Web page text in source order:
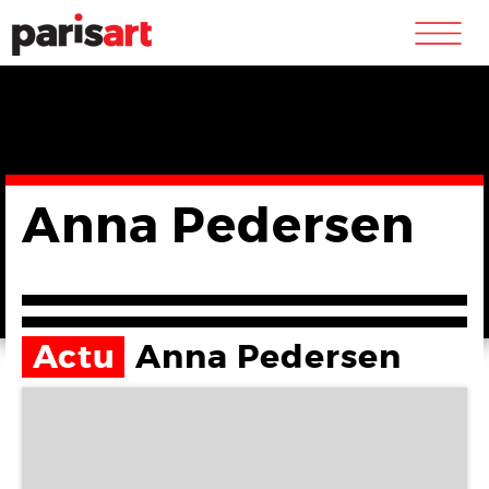
m
Anna Pedersen
Actu Anna Pedersen